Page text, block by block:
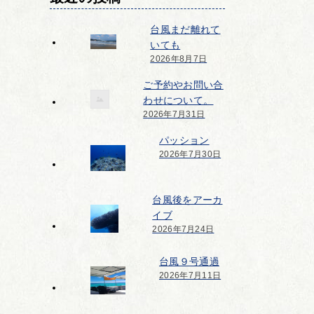
台風まだ離れて
いても
2026年8月7日
ご予約やお問い合
わせについて。
2026年7月31日
パッション
2026年7月30日
台風後をアーカ
イブ
2026年7月24日
台風９号通過
2026年7月11日